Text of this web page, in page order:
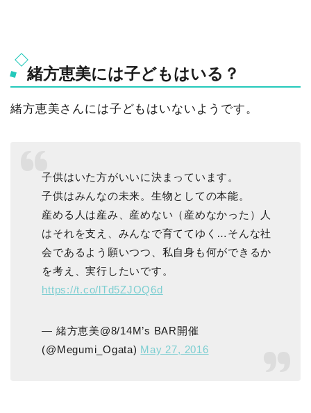
緒方恵美には子どもはいる？
緒方恵美さんには子どもはいないようです。
子供はいた方がいいに決まっています。
子供はみんなの未来。生物としての本能。
産める人は産み、産めない（産めなかった）人
はそれを支え、みんなで育ててゆく…そんな社
会であるよう願いつつ、私自身も何ができるか
を考え、実行したいです。
https://t.co/lTd5ZJOQ6d
— 緒方恵美@8/14M’s BAR開催
(@Megumi_Ogata) May 27, 2016